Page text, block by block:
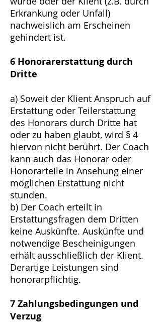
Erkrankung oder Unfall)
nachweislich am Erscheinen
gehindert ist.
6 Honorarerstattung durch
Dritte
a) Soweit der Klient Anspruch auf
Erstattung oder Teilerstattung
des Honorars durch Dritte hat
oder zu haben glaubt, wird § 4
hiervon nicht berührt. Der Coach
kann auch das Honorar oder
Honorarteile in Ansehung einer
möglichen Erstattung nicht
stunden.
b) Der Coach erteilt in
Erstattungsfragen dem Dritten
keine Auskünfte. Auskünfte und
notwendige Bescheinigungen
erhält ausschließlich der Klient.
Derartige Leistungen sind
honorarpflichtig.
7 Zahlungsbedingungen und
Verzug